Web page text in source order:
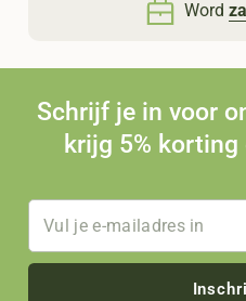
Word
Schrijf je in voor
krijg 5%